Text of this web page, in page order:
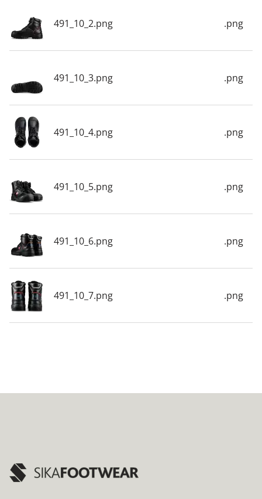
491_10_2.png .png
491_10_3.png .png
491_10_4.png .png
491_10_5.png .png
491_10_6.png .png
491_10_7.png .png